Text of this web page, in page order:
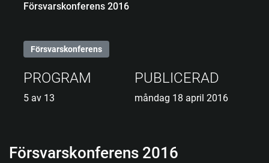
Försvarskonferens 2016
Försvarskonferens
PROGRAM
5 av 13
PUBLICERAD
måndag 18 april 2016
Försvarskonferens 2016